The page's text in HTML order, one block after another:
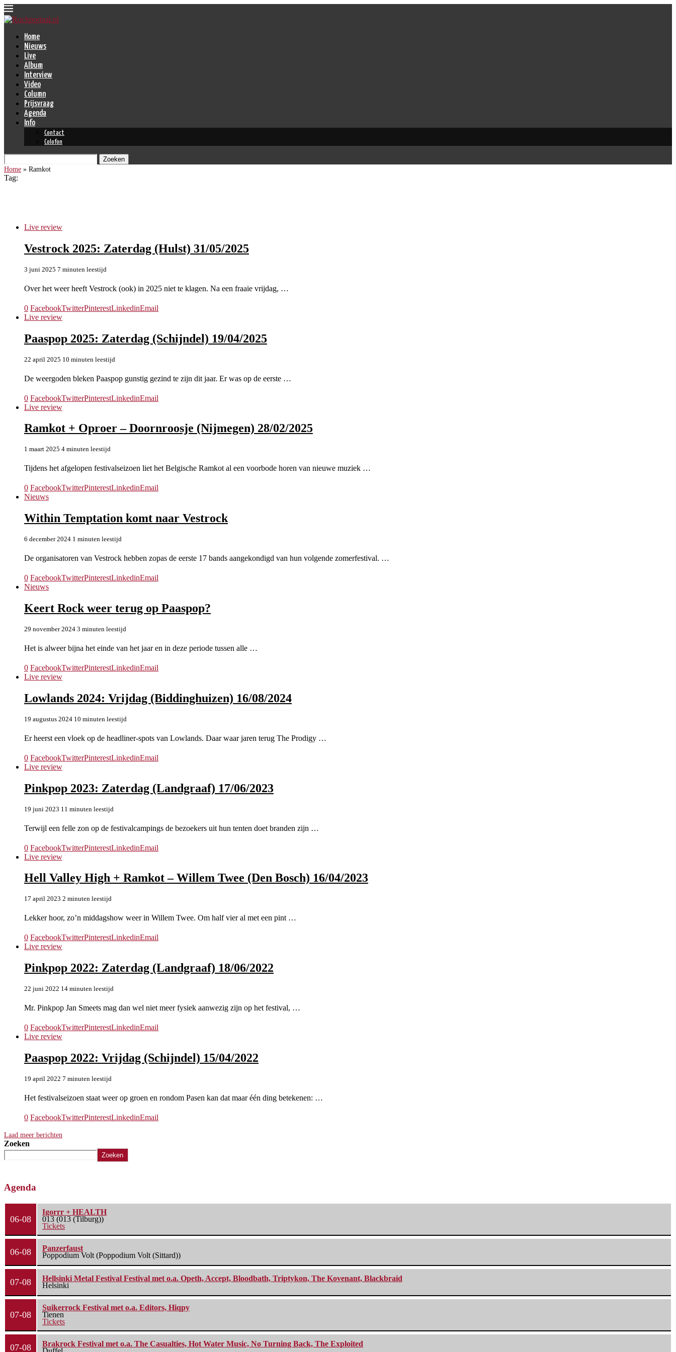
Home
Nieuws
Live
Album
Interview
Video
Column
Prijsvraag
Agenda
Info
Contact
Colofon
Zoeken
Home » Ramkot
Tag:
Live review
Vestrock 2025: Zaterdag (Hulst) 31/05/2025
3 juni 2025 7 minuten leestijd
Over het weer heeft Vestrock (ook) in 2025 niet te klagen. Na een fraaie vrijdag, …
0 FacebookTwitterPinterestLinkedinEmail
Live review
Paaspop 2025: Zaterdag (Schijndel) 19/04/2025
22 april 2025 10 minuten leestijd
De weergoden bleken Paaspop gunstig gezind te zijn dit jaar. Er was op de eerste …
0 FacebookTwitterPinterestLinkedinEmail
Live review
Ramkot + Oproer – Doornroosje (Nijmegen) 28/02/2025
1 maart 2025 4 minuten leestijd
Tijdens het afgelopen festivalseizoen liet het Belgische Ramkot al een voorbode horen van nieuwe muziek …
0 FacebookTwitterPinterestLinkedinEmail
Nieuws
Within Temptation komt naar Vestrock
6 december 2024 1 minuten leestijd
De organisatoren van Vestrock hebben zopas de eerste 17 bands aangekondigd van hun volgende zomerfestival. …
0 FacebookTwitterPinterestLinkedinEmail
Nieuws
Keert Rock weer terug op Paaspop?
29 november 2024 3 minuten leestijd
Het is alweer bijna het einde van het jaar en in deze periode tussen alle …
0 FacebookTwitterPinterestLinkedinEmail
Live review
Lowlands 2024: Vrijdag (Biddinghuizen) 16/08/2024
19 augustus 2024 10 minuten leestijd
Er heerst een vloek op de headliner-spots van Lowlands. Daar waar jaren terug The Prodigy …
0 FacebookTwitterPinterestLinkedinEmail
Live review
Pinkpop 2023: Zaterdag (Landgraaf) 17/06/2023
19 juni 2023 11 minuten leestijd
Terwijl een felle zon op de festivalcampings de bezoekers uit hun tenten doet branden zijn …
0 FacebookTwitterPinterestLinkedinEmail
Live review
Hell Valley High + Ramkot – Willem Twee (Den Bosch) 16/04/2023
17 april 2023 2 minuten leestijd
Lekker hoor, zo’n middagshow weer in Willem Twee. Om half vier al met een pint …
0 FacebookTwitterPinterestLinkedinEmail
Live review
Pinkpop 2022: Zaterdag (Landgraaf) 18/06/2022
22 juni 2022 14 minuten leestijd
Mr. Pinkpop Jan Smeets mag dan wel niet meer fysiek aanwezig zijn op het festival, …
0 FacebookTwitterPinterestLinkedinEmail
Live review
Paaspop 2022: Vrijdag (Schijndel) 15/04/2022
19 april 2022 7 minuten leestijd
Het festivalseizoen staat weer op groen en rondom Pasen kan dat maar één ding betekenen: …
0 FacebookTwitterPinterestLinkedinEmail
Laad meer berichten
Zoeken
Zoeken
Agenda
06-08
Igorrr + HEALTH
013 (013 (Tilburg))
Tickets
06-08
Panzerfaust
Poppodium Volt (Poppodium Volt (Sittard))
07-08
Hellsinki Metal Festival Festival met o.a. Opeth, Accept, Bloodbath, Triptykon, The Kovenant, Blackbraid
Helsinki
07-08
Suikerrock Festival met o.a. Editors, Hiqpy
Tienen
Tickets
07-08
Brakrock Festival met o.a. The Casualties, Hot Water Music, No Turning Back, The Exploited